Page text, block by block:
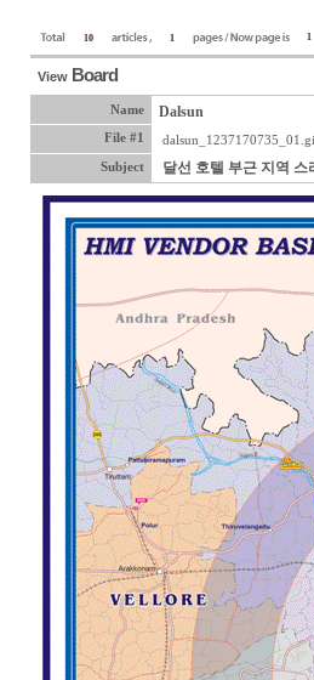
10 1 1
View Board
Name Dalsun
File #1
Subject 달선 호텔 부근 지역